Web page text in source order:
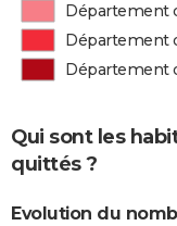
Département
Département
Département
Qui sont les
quittés ?
Evolution du